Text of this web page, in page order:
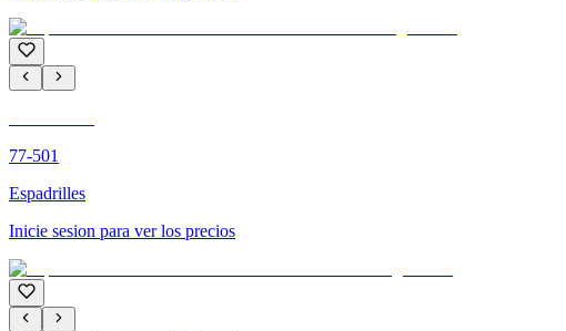
77-501
Espadrilles
Inicie sesion para ver los precios